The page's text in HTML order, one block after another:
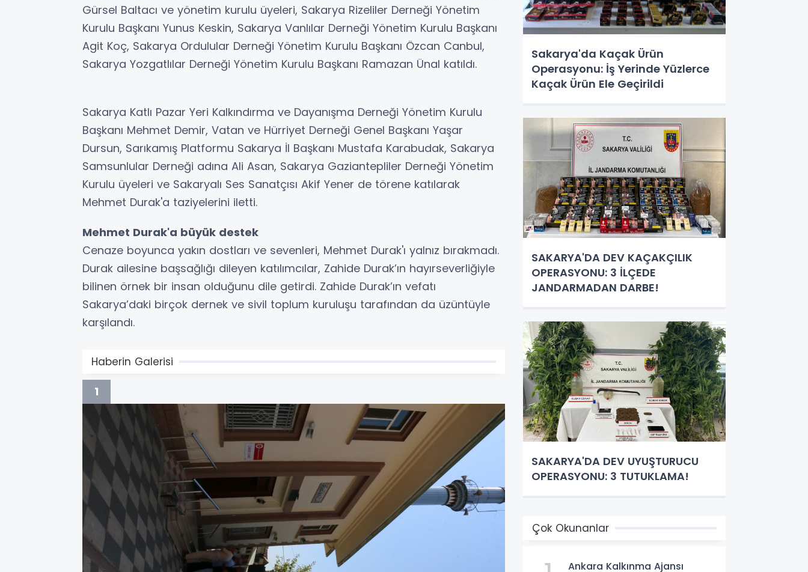
Gürsel Baltacı ve yönetim kurulu üyeleri, Sakarya Rizeliler Derneği Yönetim
Kurulu Başkanı Yunus Keskin, Sakarya Vanlılar Derneği Yönetim Kurulu Başkanı
Agit Koç, Sakarya Ordulular Derneği Yönetim Kurulu Başkanı Özcan Canbul,
Sakarya Yozgatlılar Derneği Yönetim Kurulu Başkanı Ramazan Ünal katıldı.
Sakarya Katlı Pazar Yeri Kalkındırma ve Dayanışma Derneği Yönetim Kurulu
Başkanı Mehmet Demir, Vatan ve Hürriyet Derneği Genel Başkanı Yaşar
Dursun, Sarıkamış Platformu Sakarya İl Başkanı Mustafa Karabudak, Sakarya
Samsunlular Derneği adına Ali Asan, Sakarya Gaziantepliler Derneği Yönetim
Kurulu üyeleri ve Sakaryalı Ses Sanatçısı Akif Yener de törene katılarak
Mehmet Durak'a taziyelerini iletti.
Mehmet Durak'a büyük destek
Cenaze boyunca yakın dostları ve sevenleri, Mehmet Durak'ı yalnız bırakmadı.
Durak ailesine başsağlığı dileyen katılımcılar, Zahide Durak’ın hayırseverliğiyle
bilinen örnek bir insan olduğunu dile getirdi. Zahide Durak’ın vefatı
Sakarya’daki birçok dernek ve sivil toplum kuruluşu tarafından da üzüntüyle
karşılandı.
Haberin Galerisi
1
Sakarya'da Kaçak Ürün
Operasyonu: İş Yerinde Yüzlerce
Kaçak Ürün Ele Geçirildi
SAKARYA'DA DEV KAÇAKÇILIK
OPERASYONU: 3 İLÇEDE
JANDARMADAN DARBE!
SAKARYA'DA DEV UYUŞTURUCU
OPERASYONU: 3 TUTUKLAMA!
Çok Okunanlar
Ankara Kalkınma Ajansı